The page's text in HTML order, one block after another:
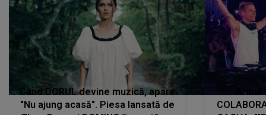
Când DORUL devine muzică, apare
"Nu ajung acasă". Piesa lansată de